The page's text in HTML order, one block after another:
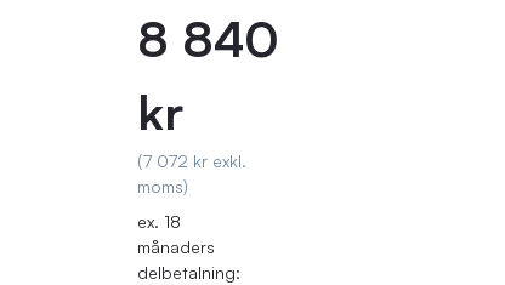
8 840
kr
(7 072 kr exkl.
moms)
ex. 18
månaders
delbetalning: